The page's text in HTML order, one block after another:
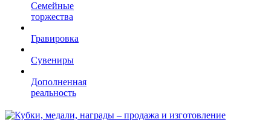
Семейные
торжества
Гравировка
Сувениры
Дополненная
реальность